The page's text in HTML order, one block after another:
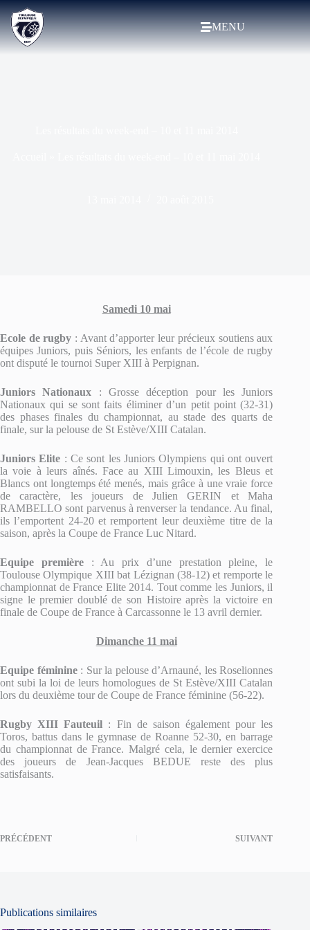
MENU
Samedi 10 mai
Ecole de rugby : Avant d’apporter leur précieux soutiens aux
équipes Juniors, puis Séniors, les enfants de l’école de rugby
ont disputé le tournoi Super XIII à Perpignan.
Juniors Nationaux : Grosse déception pour les Juniors
Nationaux qui se sont faits éliminer d’un petit point (32-31)
des phases finales du championnat, au stade des quarts de
finale, sur la pelouse de St Estève/XIII Catalan.
Juniors Elite : Ce sont les Juniors Olympiens qui ont ouvert
la voie à leurs aînés. Face au XIII Limouxin, les Bleus et
Blancs ont longtemps été menés, mais grâce à une vraie force
de caractère, les joueurs de Julien GERIN et Maha
RAMBELLO sont parvenus à renverser la tendance. Au final,
ils l’emportent 24-20 et remportent leur deuxième titre de la
saison, après la Coupe de France Luc Nitard.
Equipe première: Au prix d’une prestation pleine, le
Toulouse Olympique XIII bat Lézignan (38-12) et remporte le
championnat de France Elite 2014. Tout comme les Juniors, il
signe le premier doublé de son Histoire après la victoire en
finale de Coupe de France à Carcassonne le 13 avril dernier.
Dimanche 11 mai
Equipe féminine: Sur la pelouse d’Arnauné, les Roselionnes
ont subi la loi de leurs homologues de St Estève/XIII Catalan
lors du deuxième tour de Coupe de France féminine (56-22).
Rugby XIII Fauteuil : Fin de saison également pour les
Toros, battus dans le gymnase de Roanne 52-30, en barrage
du championnat de France. Malgré cela, le dernier exercice
des joueurs de Jean-Jacques BEDUE reste des plus
satisfaisants.
PRÉCÉDENT SUIVANT
Publications similaires